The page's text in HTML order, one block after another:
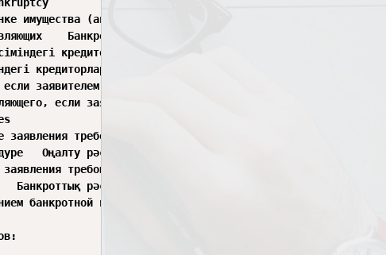
хабарлама	Information notice on holding a tender for procurement of debtor asset valuation services
administrators
государства	Егер салықтар және кедендік төлемдер бойынша кредитор, мемлекеттік орган немесе мемлекет қатысатын заңды тұлға өтініш беруші болып
с участием государства	Егер салықтар және кедендік төлемдер бойынша кредитор, мемлекеттік орган немесе мемлекет қатысатын заңды тұлға өтініш беруші
Notice on initiation of rehabilitation proceedings and procedure for filing creditors’ claims
Notice on initiation of bankruptcy proceedings and procedure for filing creditors’ claims
Notice on declaring the debtor bankrupt and liquidation with (or without) initiation of bankruptcy procedure